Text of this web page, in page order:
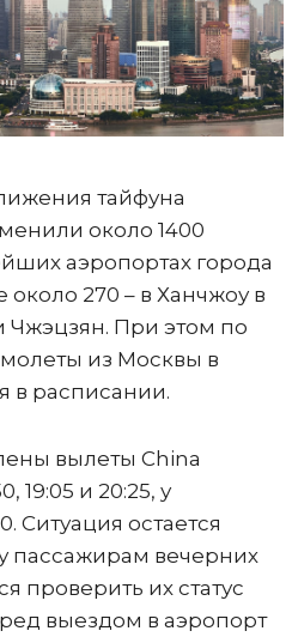
тайфуна
около 1400
аэропортах города
270 – в Ханчжоу в
При этом по
из Москвы в
в расписании.
вылеты China
19:05 и 20:25, у
Ситуация остается
пассажирам вечерних
проверить их статус
выездом в аэропорт